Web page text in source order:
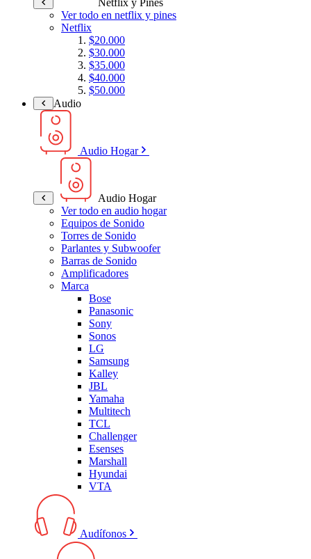
Ver todo en netflix y pines
Netflix
$20.000
$30.000
$35.000
$40.000
$50.000
Audio
Audio Hogar
Audio Hogar
Ver todo en audio hogar
Equipos de Sonido
Torres de Sonido
Parlantes y Subwoofer
Barras de Sonido
Amplificadores
Marca
Bose
Panasonic
Sony
Sonos
LG
Samsung
Kalley
JBL
Yamaha
Multitech
TCL
Challenger
Esenses
Marshall
Hyundai
VTA
Audífonos